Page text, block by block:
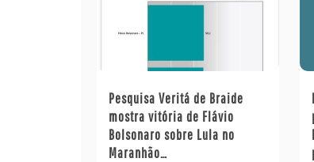
Pesquisa Veritá de Braide
mostra vitória de Flávio
Bolsonaro sobre Lula no
Maranhão…